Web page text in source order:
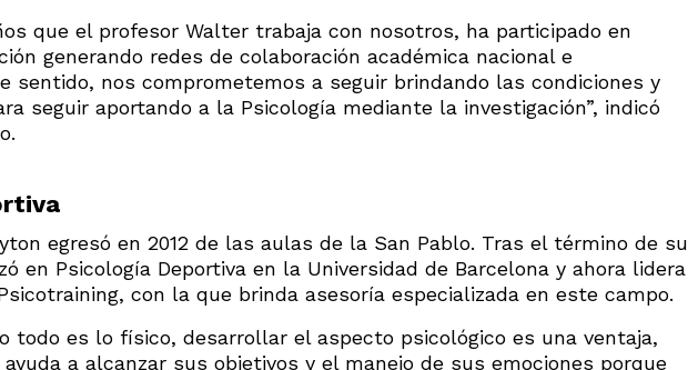
que el profesor Walter trabaja con nosotros, ha participado en
generando redes de colaboración académica nacional e
sentido, nos comprometemos a seguir brindando las condiciones y
seguir aportando a la Psicología mediante la investigación”, indicó
egresó en 2012 de las aulas de la San Pablo. Tras el término de su
en Psicología Deportiva en la Universidad de Barcelona y ahora lidera
con la que brinda asesoría especializada en este campo.
todo es lo físico, desarrollar el aspecto psicológico es una ventaja,
a alcanzar sus objetivos y el manejo de sus emociones porque